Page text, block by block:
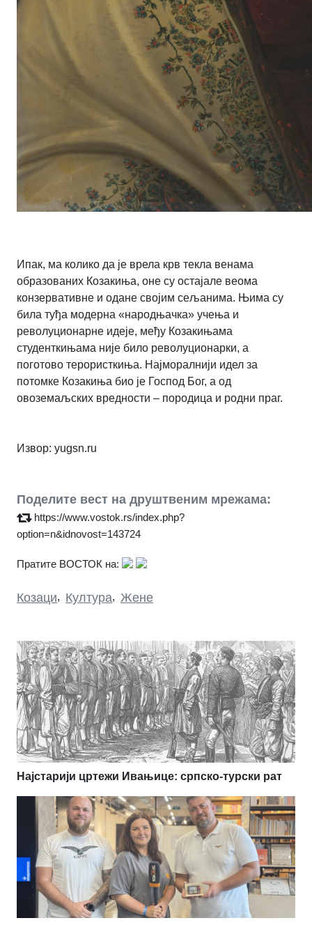
Ипак, ма колико да је врела крв текла венама
образованих Козакиња, оне су остајале веома
конзервативне и одане својим сељанима. Њима су
била туђа модерна «народњачка» учења и
револуционарне идеје, међу Козакињама
студенткињама није било револуционарки, а
поготово терористкиња. Најморалнији идел за
потомке Козакиња био је Господ Бог, а од
овоземаљских вредности – породица и родни праг.
Извор: yugsn.ru
Поделите вест на друштвеним мрежама:
https://www.vostok.rs/index.php?
option=n&idnovost=143724
Пратите ВОСТОК на:
Козаци, Култура, Жене
Најстарији цртежи Ивањице: српско-турски рат